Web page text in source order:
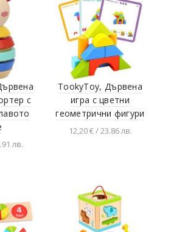
с
лв.
TookyToy, Дървена
игра с цветни
геометрични фигури
12,20 € / 23.86 лв.